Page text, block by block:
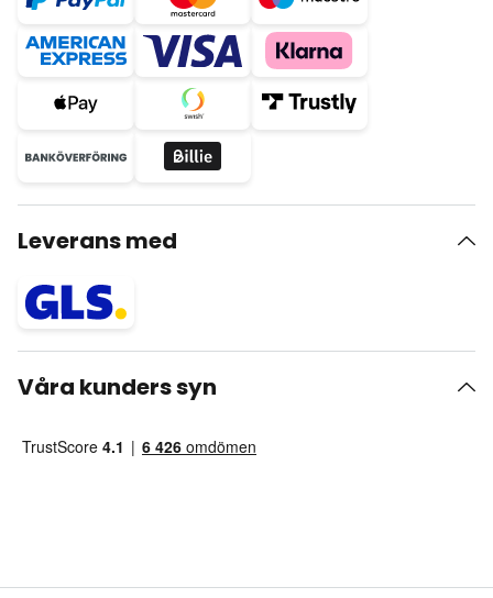
Leverans med
Våra kunders syn